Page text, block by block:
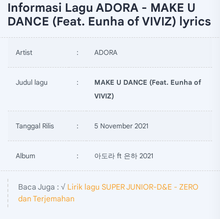
Informasi Lagu ADORA - MAKE U
DANCE (Feat. Eunha of VIVIZ) lyrics
Artist : ADORA
Judul lagu :
MAKE U DANCE (Feat. Eunha of
VIVIZ)
Tanggal Rilis : 5 November 2021
Album : 아도라 ft 은하 2021
Baca Juga : √ Lirik lagu SUPER JUNIOR-D&E - ZERO
dan Terjemahan